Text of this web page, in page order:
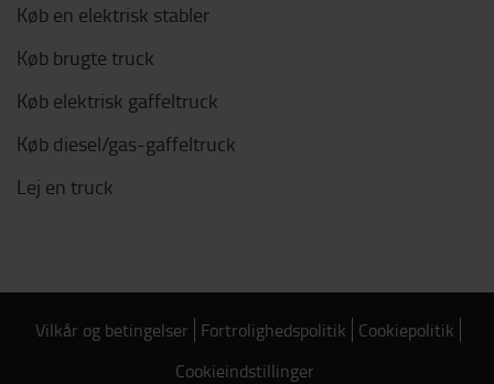
Køb en elektrisk stabler
Køb brugte truck
Køb elektrisk gaffeltruck
Køb diesel/gas-gaffeltruck
Lej en truck
Vilkår og betingelser Fortrolighedspolitik Cookiepolitik
Cookieindstillinger